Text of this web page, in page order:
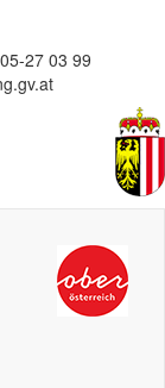
27 03 99